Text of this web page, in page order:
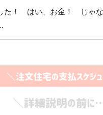
た！ はい、お金！ じゃ